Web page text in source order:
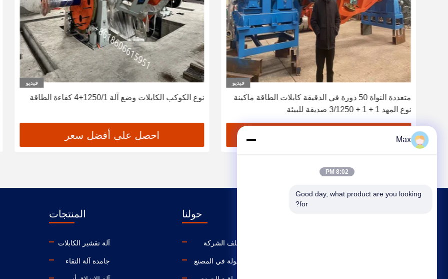
فيديو
متعددة النواة 50 دورة في الدقيقة كابلات الطاقة ماكينة
نوع المهد 1 + 1 + 3/1250 صديقة للبيئة
فيديو
نوع الكوكب الكابلات وضع آلة 1250/1+4 كفاءة الطاقة
احصل على أفضل سعر
حولنا
ملف الشركة
جولة في المصنع
المنتجات
آلة تقشير الكابلات
جامدة آلة التقاء
Max
8:02 PM
Good day, what product are you looking
for?